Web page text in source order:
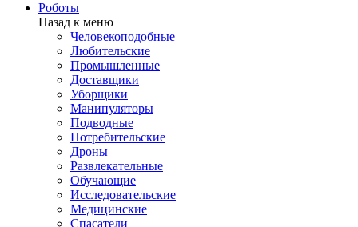
Роботы
Назад к меню
Человекоподобные
Любительские
Промышленные
Доставщики
Уборщики
Манипуляторы
Подводные
Потребительские
Дроны
Развлекательные
Обучающие
Исследовательские
Медицинские
Спасатели